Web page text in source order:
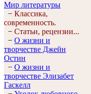
Мир литературы
− Классика,
современность.
− Статьи, рецензии...
− О жизни и
творчестве Джейн
Остин
− О жизни и
творчестве Элизабет
Гaскелл